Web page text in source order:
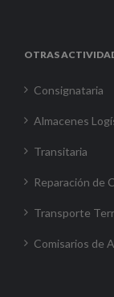
OTRAS
Consignataria
Almacenes
Transitaria
Reparación de
Transporte
Comisarios de